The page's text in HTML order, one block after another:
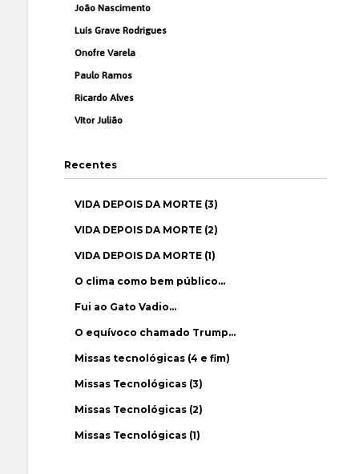
João Nascimento
Luís Grave Rodrigues
Onofre Varela
Paulo Ramos
Ricardo Alves
Vítor Julião
Recentes
VIDA DEPOIS DA MORTE (3)
VIDA DEPOIS DA MORTE (2)
VIDA DEPOIS DA MORTE (1)
O clima como bem público…
Fui ao Gato Vadio…
O equívoco chamado Trump…
Missas tecnológicas (4 e fim)
Missas Tecnológicas (3)
Missas Tecnológicas (2)
Missas Tecnológicas (1)